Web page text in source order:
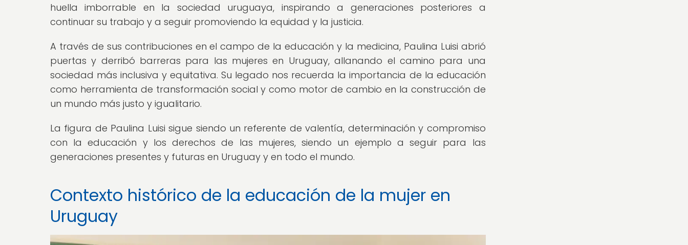
huella imborrable en la sociedad uruguaya, inspirando a generaciones posteriores a
continuar su trabajo y a seguir promoviendo la equidad y la justicia.
A través de sus contribuciones en el campo de la educación y la medicina, Paulina Luisi abrió
puertas y derribó barreras para las mujeres en Uruguay, allanando el camino para una
sociedad más inclusiva y equitativa. Su legado nos recuerda la importancia de la educación
como herramienta de transformación social y como motor de cambio en la construcción de
un mundo más justo y igualitario.
La figura de Paulina Luisi sigue siendo un referente de valentía, determinación y compromiso
con la educación y los derechos de las mujeres, siendo un ejemplo a seguir para las
generaciones presentes y futuras en Uruguay y en todo el mundo.
Contexto histórico de la educación de la mujer en
Uruguay